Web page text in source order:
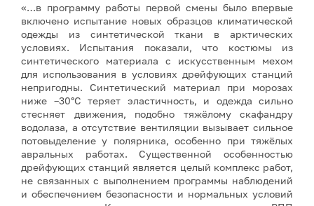
«…в программу работы первой смены было впервые
включено испытание новых образцов климатической
одежды из синтетической ткани в арктических
условиях. Испытания показали, что костюмы из
синтетического материала с искусственным мехом
для использования в условиях дрейфующих станций
непригодны. Синтетический материал при морозах
ниже –30°С теряет эластичность, и одежда сильно
стесняет движения, подобно тяжёлому скафандру
водолаза, а отсутствие вентиляции вызывает сильное
потовыделение у полярника, особенно при тяжёлых
авральных работах. Существенной особенностью
дрейфующих станций является целый комплекс работ,
не связанных с выполнением программы наблюдений
и обеспечением безопасности и нормальных условий